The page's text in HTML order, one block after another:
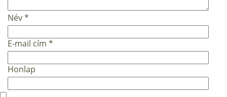
Név*
E-mail cím *
Honlap